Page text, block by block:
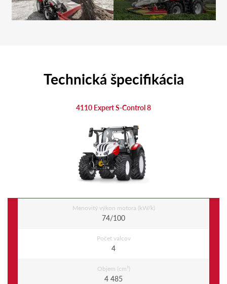
Technická špecifikácia
4110 Expert S-Control 8
Menovitý výkon motora (kW/k)
74/100
Počet valcov
4
Objem (cm³)
4 485